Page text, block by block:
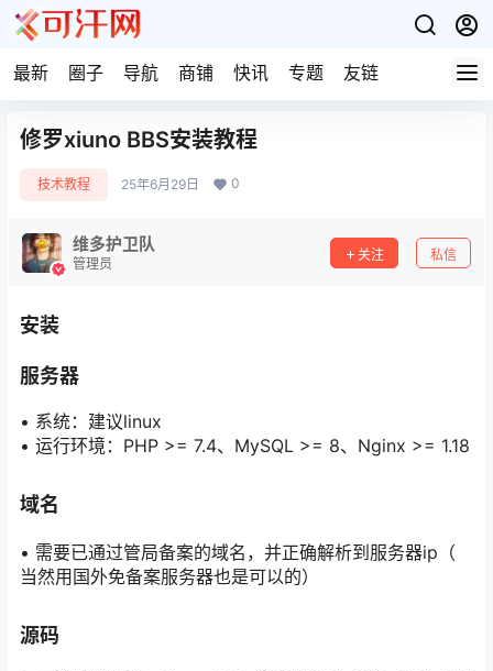
最新 圈子 导航 商铺 快讯 专题 友链
修罗xiuno BBS安装教程
技术教程 25年6月29日 0
维多护卫队
管理员
关注 私信
安装
服务器
• 系统：建议linux
• 运行环境：PHP >= 7.4、MySQL >= 8、Nginx >= 1.18
域名
• 需要已通过管局备案的域名，并正确解析到服务器ip（
当然用国外免备案服务器也是可以的）
源码